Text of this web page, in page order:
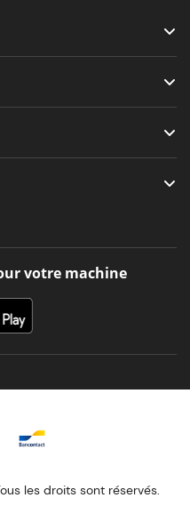
votre machine
les droits sont réservés.